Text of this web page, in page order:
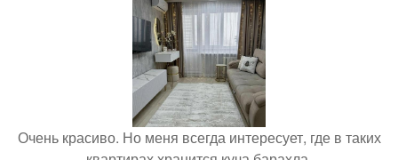
Очень красиво. Но меня всегда интересует, где в таких